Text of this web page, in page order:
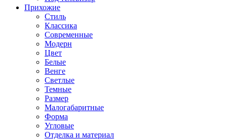
Прихожие
Стиль
Классика
Современные
Модерн
Цвет
Белые
Венге
Светлые
Темные
Размер
Малогабаритные
Форма
Угловые
Отделка и материал